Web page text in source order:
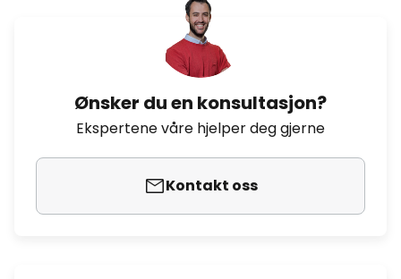
Ønsker du en konsultasjon?
Ekspertene våre hjelper deg gjerne
Kontakt oss